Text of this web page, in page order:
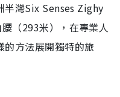
半灣Six Senses Zighy
（293米），在專業人
的方法展開獨特的旅